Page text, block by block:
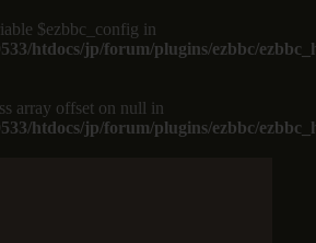
$ezbbc_config in
htdocs/jp/forum/plugins/ezbbc/
array offset on null in
htdocs/jp/forum/plugins/ezbbc/